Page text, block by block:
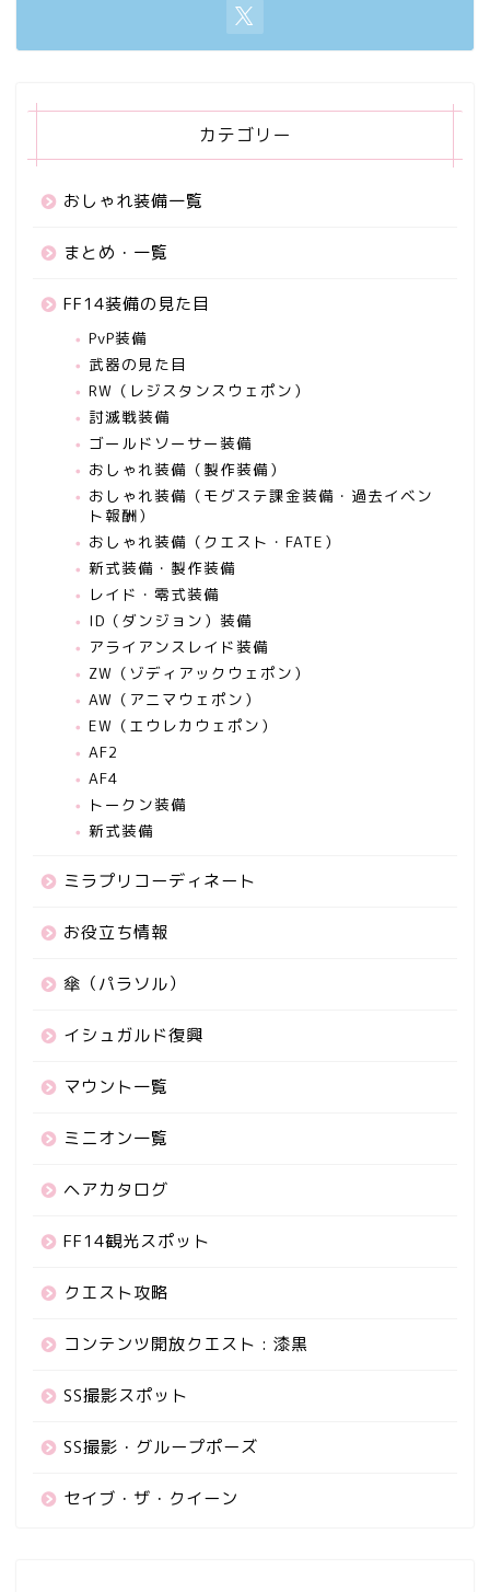
カテゴリー
おしゃれ装備一覧
まとめ・一覧
FF14装備の見た目
PvP装備
武器の見た目
RW（レジスタンスウェポン）
討滅戦装備
ゴールドソーサー装備
おしゃれ装備（製作装備）
おしゃれ装備（モグステ課金装備・過去イベン
ト報酬）
おしゃれ装備（クエスト・FATE）
新式装備・製作装備
レイド・零式装備
ID（ダンジョン）装備
アライアンスレイド装備
ZW（ゾディアックウェポン）
AW（アニマウェポン）
EW（エウレカウェポン）
AF2
AF4
トークン装備
新式装備
ミラプリコーディネート
お役立ち情報
傘（パラソル）
イシュガルド復興
マウント一覧
ミニオン一覧
ヘアカタログ
FF14観光スポット
クエスト攻略
コンテンツ開放クエスト : 漆黒
SS撮影スポット
SS撮影・グループポーズ
セイブ・ザ・クイーン